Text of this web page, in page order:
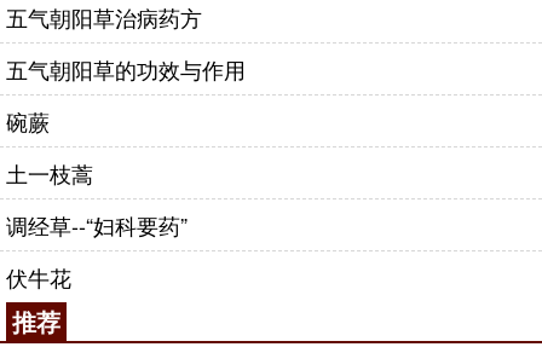
五气朝阳草治病药方
五气朝阳草的功效与作用
碗蕨
土一枝蒿
调经草--“妇科要药”
伏牛花
推荐